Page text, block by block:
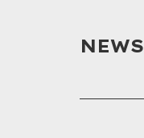
NEWS